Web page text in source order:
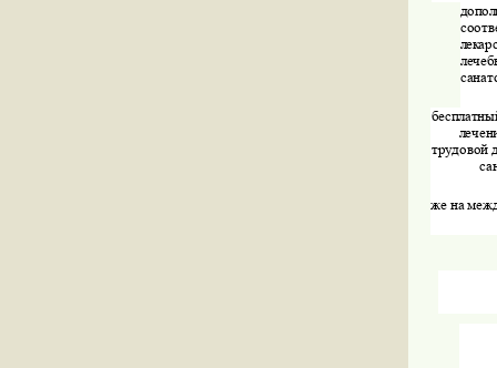
трудовой
же на